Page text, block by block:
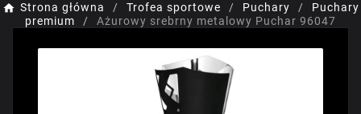
Strona główna Trofea sportowe Puchary
Puchary
premium
Ażurowy srebrny metalowy Puchar 96047